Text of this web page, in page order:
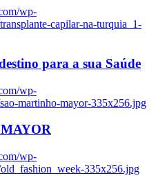
wp-
capilar-na-turquia_1-
para a sua Saúde
wp-
martinho-mayor-335x256.jpg
wp-
335x256.jpg